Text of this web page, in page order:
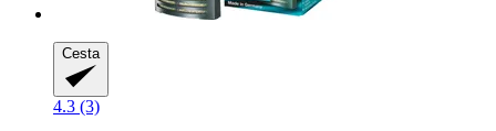
Cesta
4.3 (3)